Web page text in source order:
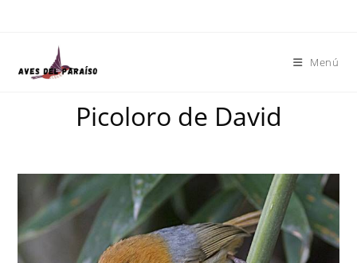
Menú
Picoloro de David